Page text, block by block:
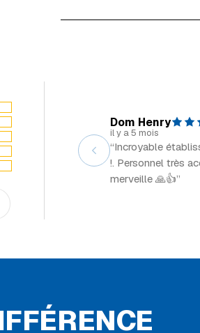
Dom Henry
il y a 5 mois
“Incroyable
!. Personnel très
merveille 🙏👍”